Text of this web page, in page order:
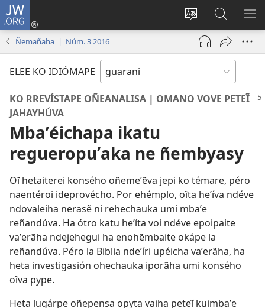
JW.ORG
Ekambia
ótro
idiómape
Emoñepyrũ
ne
sesión
(abre
una
ventana)
Eheka
JW.ORG
Ñemañaha | Núm. 3 2016
ELEE KO IDIÓMAPE
KO RREVÍSTAPE OÑEANALISA | OMANO VOVE PETEĨ
JAHAYHÚVA
Mbaʼéichapa ikatu
regueropuʼaka ne ñembyasy
Oĩ hetaiterei konsého oñemeʼẽva jepi ko témare, péro
naentéroi ideprovécho. Por ehémplo, oĩta heʼíva ndéve
ndovaleiha nerasẽ ni rehechauka umi mbaʼe
reñandúva. Ha ótro katu heʼíta voi ndéve epoipaite
vaʼerãha ndejehegui ha enohẽmbaite okápe la
reñandúva. Péro la Biblia ndeʼíri upéicha vaʼerãha, ha
heta investigasión ohechauka iporãha umi konsého
oĩva pype.
Heta lugárpe oñepensa opyta vaiha peteĩ kuimbaʼe